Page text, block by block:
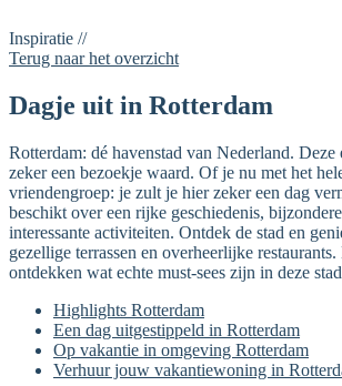
Inspiratie //
Terug naar het overzicht
Dagje uit in Rotterdam
Rotterdam: dé havenstad van Nederland. Deze
zeker een bezoekje waard. Of je nu met het
vriendengroep: je zult je hier zeker een dag
beschikt over een rijke geschiedenis,
interessante activiteiten. Ontdek de stad en
gezellige terrassen en overheerlijke
ontdekken wat echte must-sees zijn in deze
Highlights Rotterdam
Een dag uitgestippeld in Rotterdam
Op vakantie in omgeving Rotterdam
Verhuur jouw vakantiewoning in